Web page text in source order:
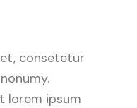
consetetur
lorem ipsum